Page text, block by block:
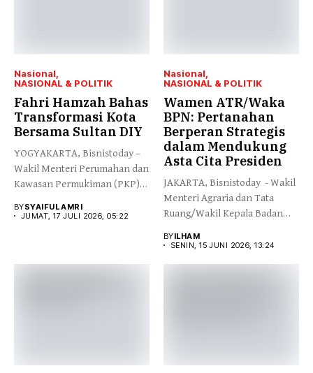
Nasional
NASIONAL & POLITIK
Fahri Hamzah Bahas
Transformasi Kota
Bersama Sultan DIY
YOGYAKARTA, Bisnistoday –
Wakil Menteri Perumahan dan
Kawasan Permukiman (PKP)
BYSYAIFUL AMRI
JUMAT, 17 JULI 2026, 05:22
Nasional
NASIONAL & POLITIK
Wamen ATR/Waka
BPN: Pertanahan
Berperan Strategis
dalam Mendukung
Asta Cita Presiden
JAKARTA, Bisnistoday - Wakil
Menteri Agraria dan Tata
Ruang/Wakil Kepala Badan
BYILHAM
SENIN, 15 JUNI 2026, 13:24